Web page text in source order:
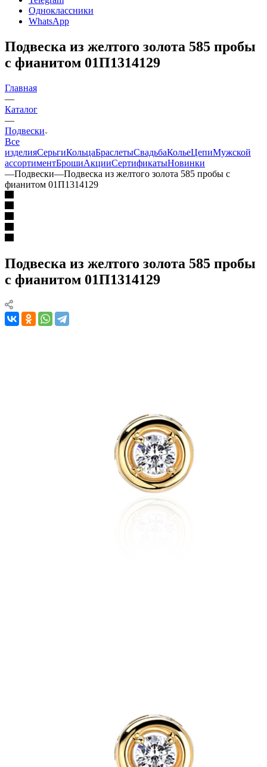
Одноклассники
WhatsApp
Подвеска из желтого золота 585 пробы
с фианитом 01П1314129
Главная
—
Каталог
—
Подвески
Все
изделияСерьгиКольцаБраслетыСвадьбаКольеЦепиМужской
ассортиментБрошиАкцииСертификатыНовинки
—Подвески—Подвеска из желтого золота 585 пробы с
фианитом 01П1314129
Подвеска из желтого золота 585 пробы
с фианитом 01П1314129